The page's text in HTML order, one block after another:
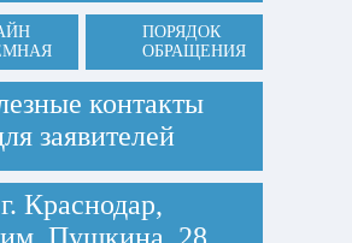
ПОРЯДОК
ОБРАЩЕНИЯ
контакты
заявителей
г. Краснодар,